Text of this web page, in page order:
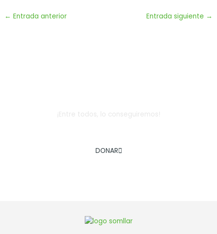
← Entrada anterior Entrada siguiente →
¡Entre todos, lo conseguiremos!
DONAR